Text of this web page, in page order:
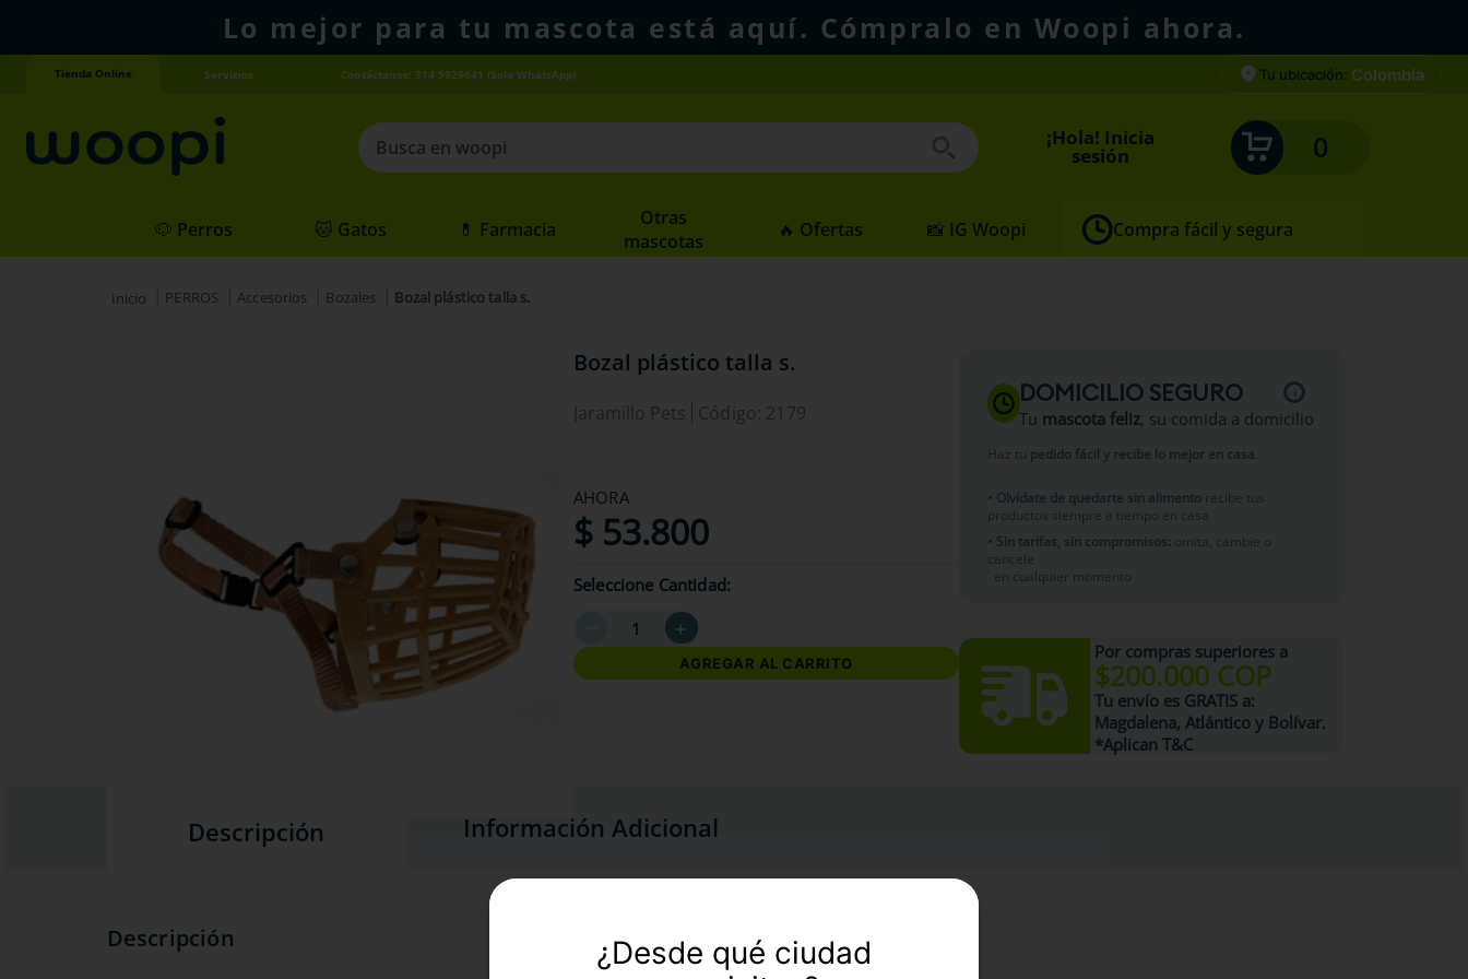
Lo mejor para tu mascota está aquí. Cómpralo en Woopi ahora.
Tienda Online Servicios Contáctanos: 314 5929641 (Solo WhatsApp) Tu ubicación: Colombia
Busca en woopi
1
agility gold
¡Hola! Inicia
sesión 0
🐶 Perros 🐱 Gatos 💊 Farmacia
Otras
mascotas
🔥 Ofertas 📸 IG Woopi Compra fácil y segura
PERROS Accesorios Bozales Bozal plástico talla s.
Bozal plástico talla s.
Jaramillo Pets Código: 2179
AHORA
$ 53.800
Seleccione Cantidad
＋
AGREGAR AL CARRITO
DOMICILIO SEGURO
Tu mascota feliz, su comida a domicilio
Haz tu pedido fácil y recibe lo mejor en casa
• Olvídate de quedarte sin alimentorecibe tus
productos siempre a tiempo en casa
• Sin tarifas, sin compromisos: omita, cambie o
cancele
en cualquier momento
Por compras superiores a
$200.000 COP
Tu envío es GRATISa:
Magdalena, Atlántico y Bolívar.
*Aplican T&C
Descripción Información Adicional
¿Desde qué ciudad